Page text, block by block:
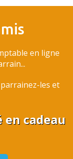
en ligne
les et
cadeau